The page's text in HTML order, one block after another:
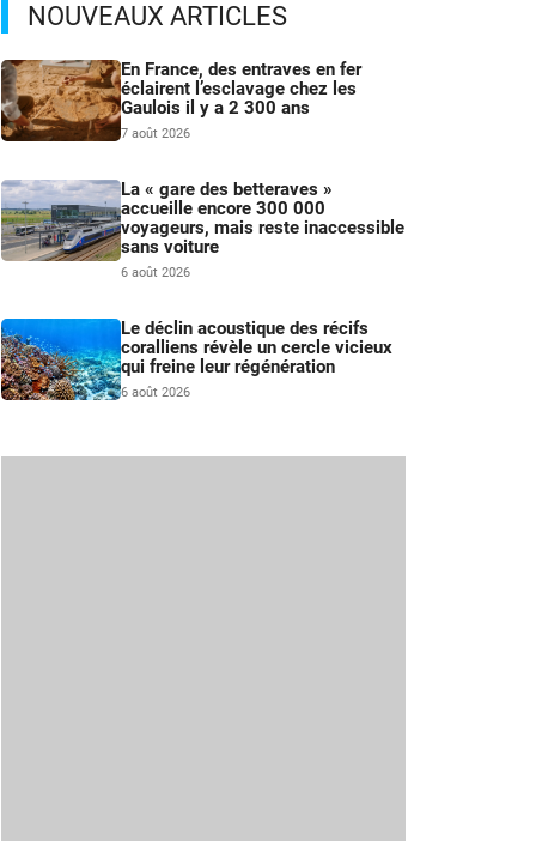
NOUVEAUX ARTICLES
En France, des entraves en fer
éclairent l’esclavage chez les
Gaulois il y a 2 300 ans
7 août 2026
La « gare des betteraves »
accueille encore 300 000
voyageurs, mais reste inaccessible
sans voiture
6 août 2026
Le déclin acoustique des récifs
coralliens révèle un cercle vicieux
qui freine leur régénération
6 août 2026